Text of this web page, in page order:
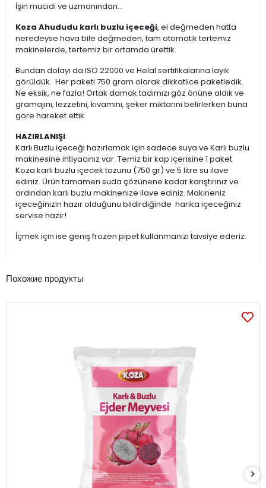
İşin mucidi ve uzmanından...
Koza Ahududu karlı buzlu içeceği, el değmeden hatta
neredeyse hava bile değmeden, tam otomatik tertemiz
makinelerde, tertemiz bir ortamda ürettik.
Bundan dolayı da ISO 22000 ve Helal sertifikalarına layık
görüldük. Her paketi 750 gram olarak dikkatlice paketledik.
Ne eksik, ne fazla! Ortak damak tadımızı göz önüne aldık ve
gramajını, lezzetini, kıvamını, şeker miktarını belirlerken buna
göre hareket ettik.
HAZIRLANIŞI:
Karlı Buzlu içeceği hazırlamak için sadece suya ve Karlı buzlu
makinesine ihtiyacınız var. Temiz bir kap içerisine 1 paket
Koza karlı buzlu içecek tozunu (750 gr) ve 5 litre su ilave
ediniz. Ürün tamamen suda çözünene kadar karıştırınız ve
ardından karlı buzlu makinenize ilave ediniz. Makineniz
içeceğinizin hazır olduğunu bildirdiğinde harika içeceğiniz
servise hazır!
İçmek için ise geniş frozen pipet kullanmanızı tavsiye ederiz.
Похожие продукты